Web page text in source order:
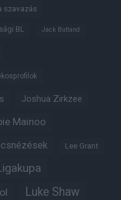
szavazás
BL Jack Butland
Joshua Zirkzee
Mainoo
Lee Grant
Luke Shaw